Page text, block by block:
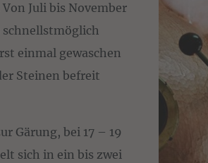
Juli bis November
schnellstmöglich
einmal gewaschen
Steinen befreit
Gärung, bei 17 – 19
sich in ein bis zwei